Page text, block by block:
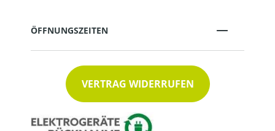
ÖFFNUNGSZEITEN
VERTRAG WIDERRUFEN